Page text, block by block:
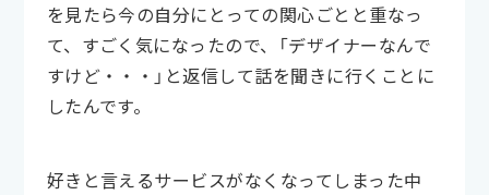
を見たら今の自分にとっての関心ごとと重なっ
て、すごく気になったので、「デザイナーなんで
すけど・・・」と返信して話を聞きに行くことに
したんです。
好きと言えるサービスがなくなってしまった中